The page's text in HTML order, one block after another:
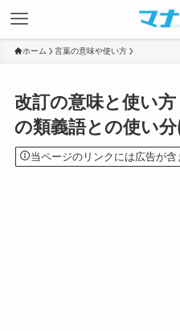
ホーム 言葉の意味や使い方
改訂の意味と使い
の類義語との使い
当ページのリンクには広告が含